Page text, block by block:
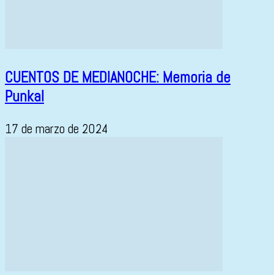
CUENTOS DE MEDIANOCHE: Memoria de
Punkal
17 de marzo de 2024